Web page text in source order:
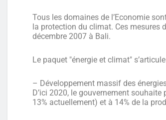
Tous les domaines de l’Economie
la protection du climat. Ces mesures
décembre 2007 à Bali.
Le paquet "énergie et climat"
– Développement massif des
D’ici 2020, le gouvernement
13% actuellement) et à 14% de la